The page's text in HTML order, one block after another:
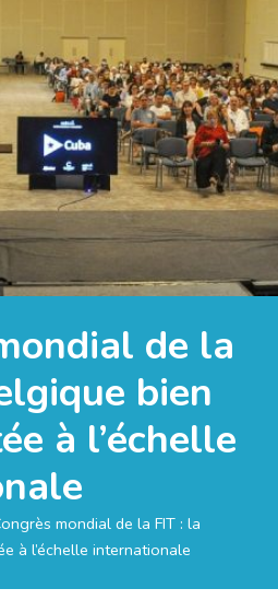
de la
bien
à l’échelle
mondial de la FIT : la
à l’échelle internationale